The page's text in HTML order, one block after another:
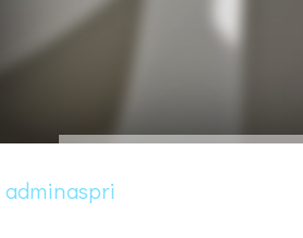
adminaspri